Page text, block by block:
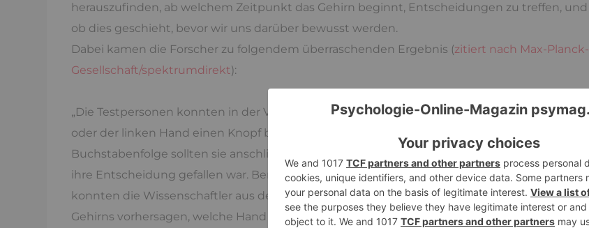
herauszufinden, ab welchem Zeitpunkt das Gehirn beginnt, Entscheidungen zu treffen, und
ob dies geschieht, bevor wir uns darüber bewusst werden.
Dabei kamen die Forscher zu folgendem überraschenden Ergebnis (zitiert nach Max-Planck-
Gesellschaft/spektrumdirekt):
„Die Testpersonen konnten in der Versuchsanordnung frei wählen, ob sie mit der rechten
oder der linken Hand einen Knopf betätigen. Anhand einer vor ihren Augen abgespielten
Buchstabenfolge sollten sie anschließend angeben, zu welchem Zeitpunkt gefühlsmäßig
ihre Entscheidung gefallen war. Bereits sieben Sekunden vor der bewussten Entscheidung
konnten die Wissenschaftler aus der Aktivität des frontopolaren Kortex an der Stirnseite des
Gehirns vorhersagen, welche Hand der Proband betätigen wird. Zwar ließ sich die